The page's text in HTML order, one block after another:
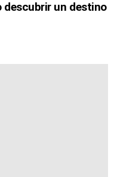
un destino